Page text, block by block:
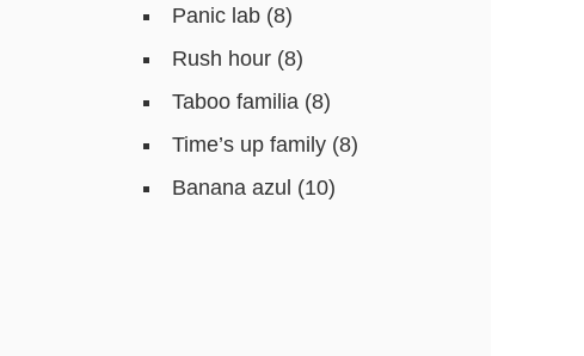
Panic lab (8)
Rush hour (8)
Taboo familia (8)
Time’s up family (8)
Banana azul (10)